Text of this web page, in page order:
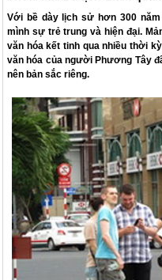
Với bề dày lịch sử hơn 300 năm
mình sự trẻ trung và hiện đại.
văn hóa kết tinh qua nhiều thời
văn hóa của người Phương Tây
nên bản sắc riêng.